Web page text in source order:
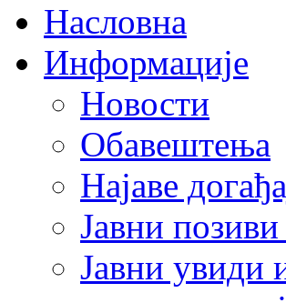
Насловна
Информације
Новости
Обавештења
Најаве
Јавни
Јавни увиди